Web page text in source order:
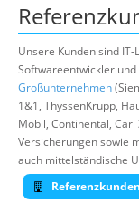
Unsere Kunden sind
Softwareentwickler
Großunternehmen
1&1, ThyssenKrupp,
Mobil, Continental, Carl
Versicherungen sowie
auch mittelständische